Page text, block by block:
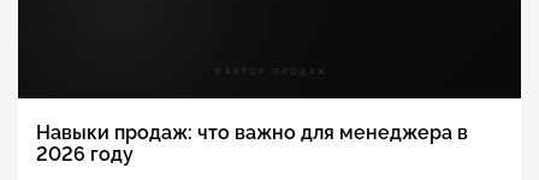
Навыки продаж: что важно для менеджера в
2026 году